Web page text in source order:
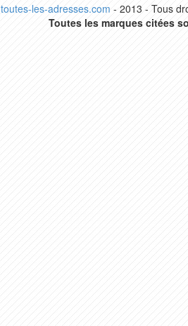
toutes-les-adresses.com - 2013 - Tous
Toutes les marques citées